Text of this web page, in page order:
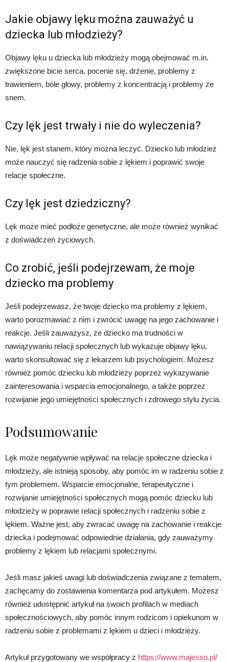
Jakie objawy lęku można zauważyć u
dziecka lub młodzieży?
Objawy lęku u dziecka lub młodzieży mogą obejmować m.in.
zwiększone bicie serca, pocenie się, drżenie, problemy z
trawieniem, bóle głowy, problemy z koncentracją i problemy ze
snem.
Czy lęk jest trwały i nie do wyleczenia?
Nie, lęk jest stanem, który można leczyć. Dziecko lub młodzież
może nauczyć się radzenia sobie z lękiem i poprawić swoje
relacje społeczne.
Czy lęk jest dziedziczny?
Lęk może mieć podłoże genetyczne, ale może również wynikać
z doświadczeń życiowych.
Co zrobić, jeśli podejrzewam, że moje
dziecko ma problemy
Jeśli podejrzewasz, że twoje dziecko ma problemy z lękiem,
warto porozmawiać z nim i zwrócić uwagę na jego zachowanie i
reakcje. Jeśli zauważysz, że dziecko ma trudności w
nawiązywaniu relacji społecznych lub wykazuje objawy lęku,
warto skonsultować się z lekarzem lub psychologiem. Możesz
również pomóc dziecku lub młodzieży poprzez wykazywanie
zainteresowania i wsparcia emocjonalnego, a także poprzez
rozwijanie jego umiejętności społecznych i zdrowego stylu życia.
Podsumowanie
Lęk może negatywnie wpływać na relacje społeczne dziecka i
młodzieży, ale istnieją sposoby, aby pomóc im w radzeniu sobie z
tym problemem. Wsparcie emocjonalne, terapeutyczne i
rozwijanie umiejętności społecznych mogą pomóc dziecku lub
młodzieży w poprawie relacji społecznych i radzeniu sobie z
lękiem. Ważne jest, aby zwracać uwagę na zachowanie i reakcje
dziecka i podejmować odpowiednie działania, gdy zauważymy
problemy z lękiem lub relacjami społecznymi.
Jeśli masz jakieś uwagi lub doświadczenia związane z tematem,
zachęcamy do zostawienia komentarza pod artykułem. Możesz
również udostępnić artykuł na swoich profilach w mediach
społecznościowych, aby pomóc innym rodzicom i opiekunom w
radzeniu sobie z problemami z lękiem u dzieci i młodzieży.
Artykuł przygotowany we współpracy z https://www.majesso.pl/